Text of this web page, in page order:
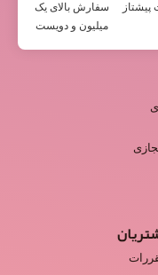
پیشتاز
سفارش بالای یک
میلیون و دویست